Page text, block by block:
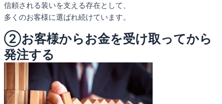
信頼される装いを支える存在として、
多くのお客様に選ばれ続けています。
②お客様からお金を受け取ってから
発注する